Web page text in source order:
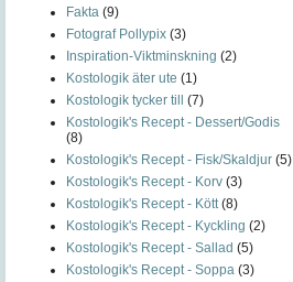
Fakta (9)
Fotograf Pollypix (3)
Inspiration-Viktminskning (2)
Kostologik äter ute (1)
Kostologik tycker till (7)
Kostologik's Recept - Dessert/Godis
(8)
Kostologik's Recept - Fisk/Skaldjur (5)
Kostologik's Recept - Korv (3)
Kostologik's Recept - Kött (8)
Kostologik's Recept - Kyckling (2)
Kostologik's Recept - Sallad (5)
Kostologik's Recept - Soppa (3)